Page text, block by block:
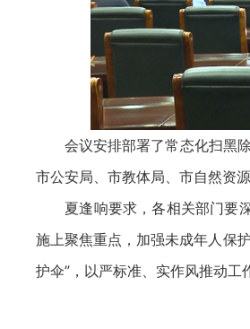
会议安排部署了常态化扫黑除
市公安局、市教体局、市自然资
夏逢响要求，各相关部门要深
施上聚焦重点，加强未成年人保
护伞”，以严标准、实作风推动工